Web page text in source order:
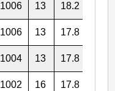
1006 13 18.2
1006 13 17.8
1004 13 17.8
1002 16 17.8